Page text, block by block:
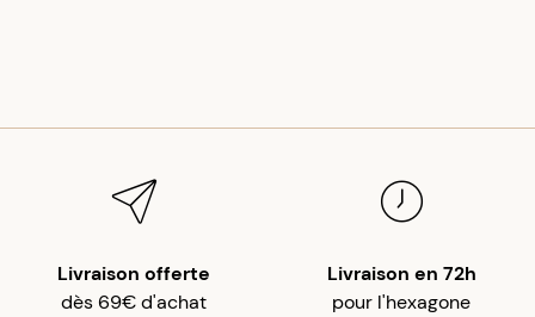
Livraison offerte
dès 69€ d'achat
Livraison en 72h
pour l'hexagone